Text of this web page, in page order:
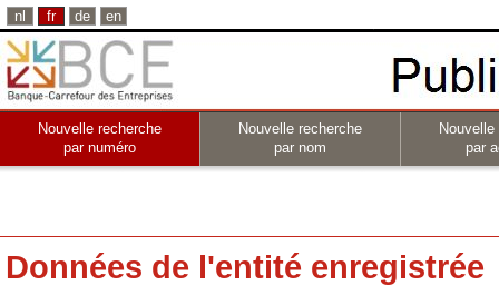
nl fr de en
Nouvelle recherche
par numéro
Nouvelle recherche
par nom
par
Données de l'entité enregistrée